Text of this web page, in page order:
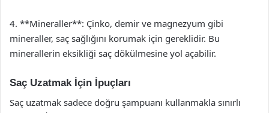
4. **Mineraller**: Çinko, demir ve magnezyum gibi
mineraller, saç sağlığını korumak için gereklidir. Bu
minerallerin eksikliği saç dökülmesine yol açabilir.
Saç Uzatmak İçin İpuçları
Saç uzatmak sadece doğru şampuanı kullanmakla sınırlı